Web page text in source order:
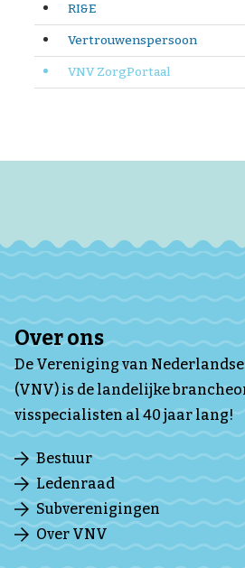
RI&E
Vertrouwenspersoon
VNV ZorgPortaal
Over ons
De Vereniging van
(VNV) is de landelijke
visspecialisten al 40 jaar lang!
Bestuur
Ledenraad
Subverenigingen
Over VNV